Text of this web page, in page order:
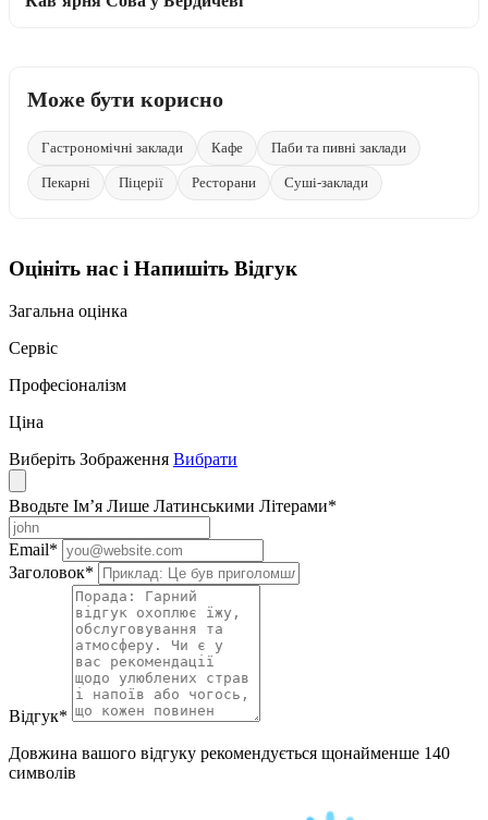
Може бути корисно
Гастрономічні заклади Кафе Паби та пивні заклади
Пекарні Піцерії Ресторани Суші-заклади
Оцініть нас і Напишіть Відгук
Загальна оцінка
Сервіс
Професіоналізм
Ціна
Виберіть Зображення Вибрати
Вводьте Ім’я Лише Латинськими Літерами*
Email*
Заголовок*
Відгук*
Довжина вашого відгуку рекомендується щонайменше 140
символів